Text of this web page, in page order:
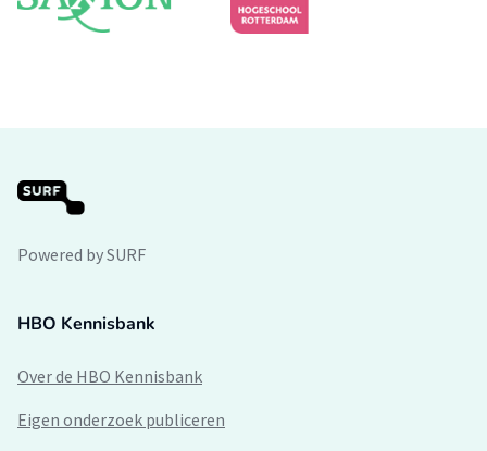
Powered by SURF
HBO Kennisbank
Over de HBO Kennisbank
Eigen onderzoek publiceren